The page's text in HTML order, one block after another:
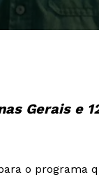
Gerais e
o